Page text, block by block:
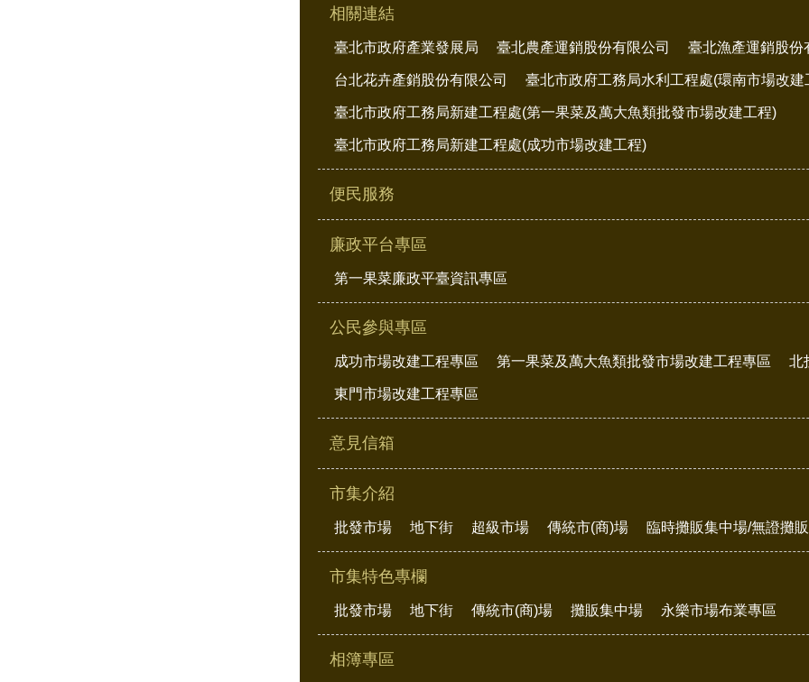
相關連結
臺北市政府產業發展局 臺北農產運銷股份有限公司 臺北漁產運銷股份
台北花卉產銷股份有限公司 臺北市政府工務局水利工程處(環南市場改建
臺北市政府工務局新建工程處(第一果菜及萬大魚類批發市場改建工程)
臺北市政府工務局新建工程處(成功市場改建工程)
便民服務
廉政平台專區
第一果菜廉政平臺資訊專區
公民參與專區
成功市場改建工程專區 第一果菜及萬大魚類批發市場改建工程專區 北
東門市場改建工程專區
意見信箱
市集介紹
批發市場 地下街 超級市場 傳統市(商)場 臨時攤販集中場/無證攤
市集特色專欄
批發市場 地下街 傳統市(商)場 攤販集中場 永樂市場布業專區
相簿專區